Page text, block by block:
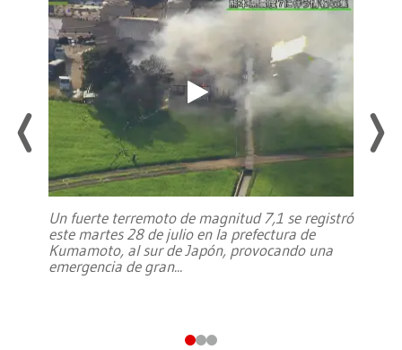
Un fuerte terremoto de magnitud 7,1 se registró
este martes 28 de julio en la prefectura de
Kumamoto, al sur de Japón, provocando una
emergencia de gran...